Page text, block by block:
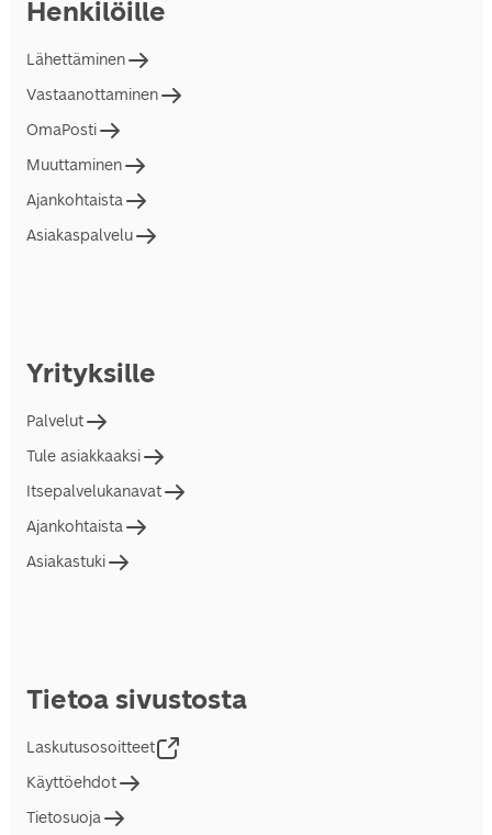
Henkilöille
Lähettäminen
Vastaanottaminen
OmaPosti
Muuttaminen
Ajankohtaista
Asiakaspalvelu
Yrityksille
Palvelut
Tule asiakkaaksi
Itsepalvelukanavat
Ajankohtaista
Asiakastuki
Tietoa sivustosta
Laskutusosoitteet
Käyttöehdot
Tietosuoja